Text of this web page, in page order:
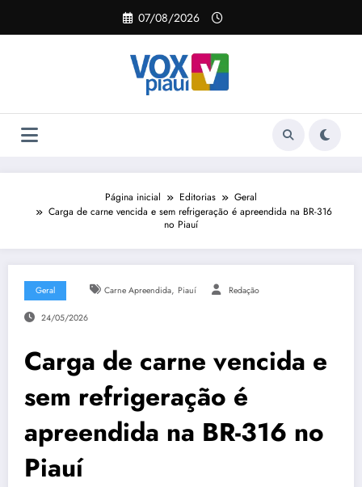
o
07/08/2026
Página inicial Editorias
Geral
Carga de carne vencida e sem refrigeração é apreendida na BR-316
no Piauí
Geral Carne Apreendida, Piauí Redação
24/05/2026
Carga de carne vencida e
sem refrigeração é
apreendida na BR-316 no
Piauí